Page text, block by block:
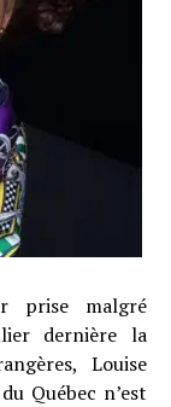
prise malgré
dernière la
Louise
Québec n’est